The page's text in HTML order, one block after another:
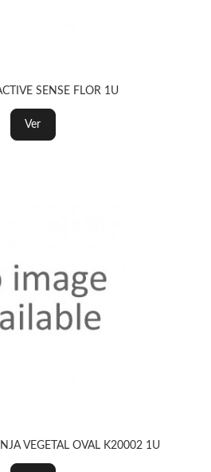
SENSE FLOR 1U
Ver
VEGETAL OVAL K20002 1U